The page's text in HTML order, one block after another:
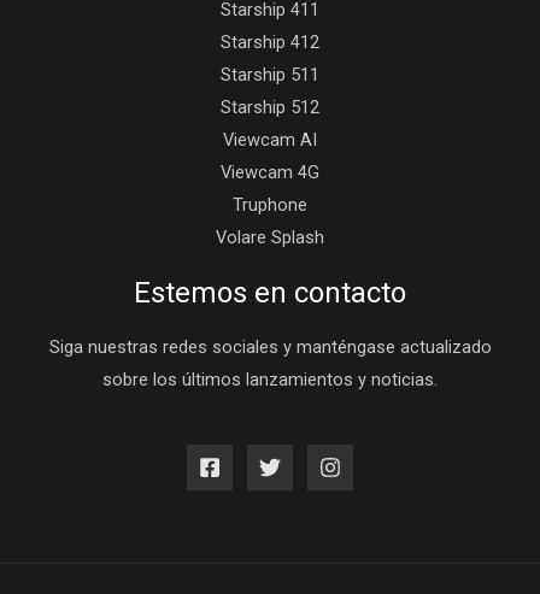
Starship 411
Starship 412
Starship 511
Starship 512
Viewcam AI
Viewcam 4G
Truphone
Volare Splash
Estemos en contacto
Siga nuestras redes sociales y manténgase actualizado
sobre los últimos lanzamientos y noticias.